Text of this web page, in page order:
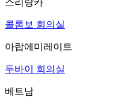
콜롬보 회의실
아랍에미레이트
두바이 회의실
베트남